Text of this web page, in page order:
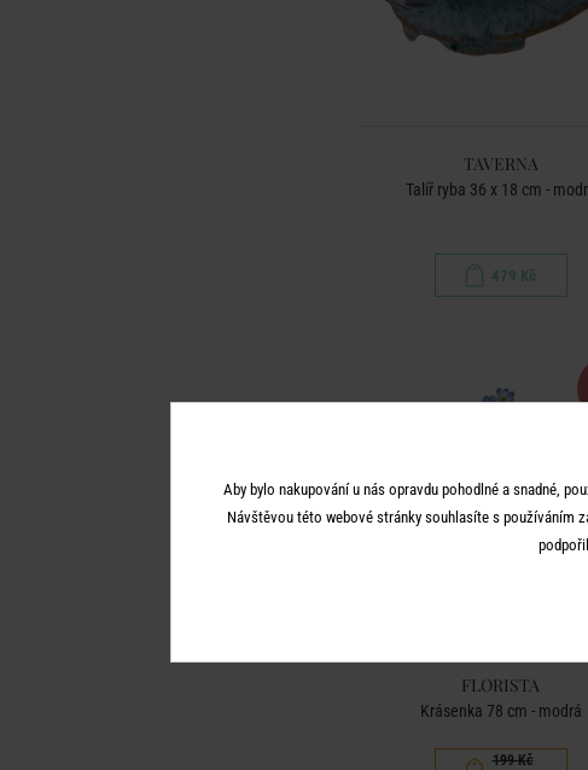
TAVERNA
Talíř ryba 36 x 18 cm -
479 Kč
FLORISTA
Krásenka 78 cm - modrá
199 Kč
Aby bylo nakupování u nás opravdu pohodlné a snadné,
Návštěvou této webové stránky souhlasíte s používáním